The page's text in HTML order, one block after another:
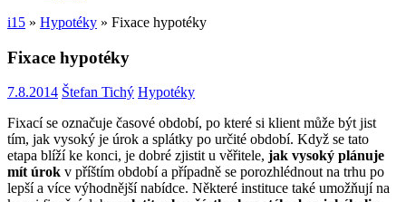
i15 » Hypotéky » Fixace hypotéky
Fixace hypotéky
7.8.2014 Štefan Tichý Hypotéky
Fixací se označuje časové období, po které si klient může být jist
tím, jak vysoký je úrok a splátky po určité období. Když se tato
etapa blíží ke konci, je dobré zjistit u věřitele, jak vysoký plánuje
mít úrok v příštím období a případně se porozhlédnout na trhu po
lepší a více výhodnější nabídce. Některé instituce také umožňují na